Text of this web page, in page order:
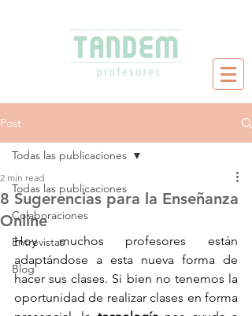
Post
Todas las publicaciones
Colaboraciones
Entrevistas
Blog
Todas las publicaciones
8 Sugerencias para la Enseñanza
Online
2 min read
Hoy muchos profesores están
adaptándose a esta nueva forma de
hacer sus clases. Si bien no tenemos la
oportunidad de realizar clases en forma